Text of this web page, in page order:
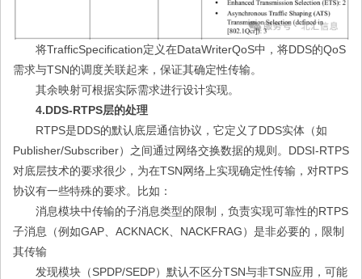
将TrafficSpecification定义在DataWriterQoS中，将DDS的QoS
需求与TSN的调度关联起来，保证其确定性传输。
其余映射可根据实际需求进行设计实现。
4.DDS-RTPS层的处理
RTPS是DDS的默认底层通信协议，它定义了DDS实体（如
Publisher/Subscriber）之间通过网络交换数据的规则。DDSI-RTPS
对底层技术的要求很少，为在TSN网络上实现确定性传输，对RTPS
协议有一些特殊的要求。比如：
消息模块中传输的子消息类型的限制，负责实现可靠性的RTPS
子消息（例如GAP、ACKNACK、NACKFRAG）是非必要的，限制
其传输
发现模块（SPDP/SEDP）默认不区分TSN与非TSN应用，可能